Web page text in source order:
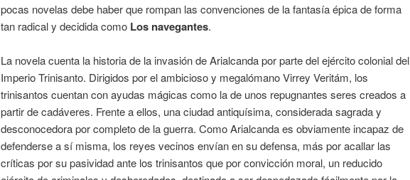
pocas novelas debe haber que rompan las convenciones de la fantasía épica de forma
tan radical y decidida como Los navegantes.
La novela cuenta la historia de la invasión de Arialcanda por parte del ejército colonial del
Imperio Trinisanto. Dirigidos por el ambicioso y megalómano Virrey Veritám, los
trinisantos cuentan con ayudas mágicas como la de unos repugnantes seres creados a
partir de cadáveres. Frente a ellos, una ciudad antiquísima, considerada sagrada y
desconocedora por completo de la guerra. Como Arialcanda es obviamente incapaz de
defenderse a sí misma, los reyes vecinos envían en su defensa, más por acallar las
críticas por su pasividad ante los trinisantos que por convicción moral, un reducido